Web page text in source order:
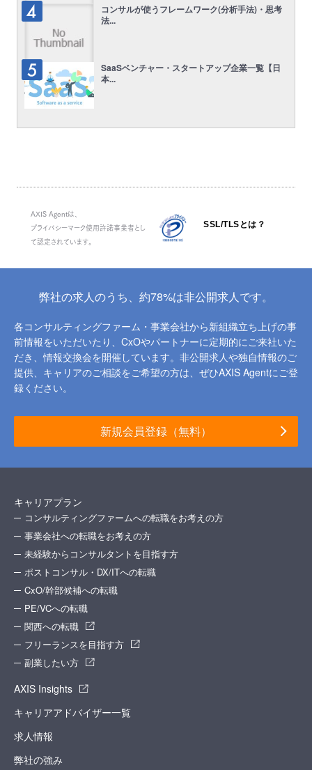
コンサルが使うフレームワーク(分析手法)・思考
法...
SaaSベンチャー・スタートアップ企業一覧【日
本...
AXIS Agentは、
プライバシーマーク使用許諾事業者とし
て認定されています。
SSL/TLSとは？
弊社の求人のうち、約78%は非公開求人です。
各コンサルティングファーム・事業会社から新組織立ち上げの事
前情報をいただいたり、 CxOやパートナーに定期的にご来社いた
だき、情報交換会を開催しています。 非公開求人や独自情報のご
提供、キャリアのご相談をご希望の方は、ぜひAXIS Agentにご登
録ください。
新規会員登録（無料）
キャリアプラン
コンサルティングファームへの転職をお考えの方
事業会社への転職をお考えの方
未経験からコンサルタントを目指す方
ポストコンサル・DX/ITへの転職
CxO/幹部候補への転職
PE/VCへの転職
関西への転職
フリーランスを目指す方
副業したい方
AXIS Insights
キャリアアドバイザー一覧
求人情報
弊社の強み